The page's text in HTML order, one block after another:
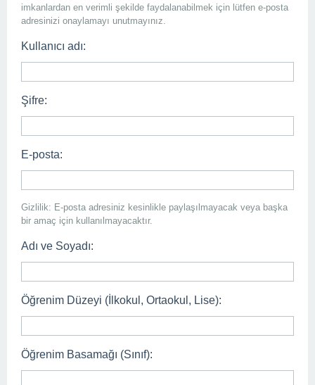
imkanlardan en verimli şekilde faydalanabilmek için lütfen e-posta
adresinizi onaylamayı unutmayınız.
Kullanıcı adı:
Şifre:
E-posta:
Gizlilik: E-posta adresiniz kesinlikle paylaşılmayacak veya başka
bir amaç için kullanılmayacaktır.
Adı ve Soyadı:
Öğrenim Düzeyi (İlkokul, Ortaokul, Lise):
Öğrenim Basamağı (Sınıf):